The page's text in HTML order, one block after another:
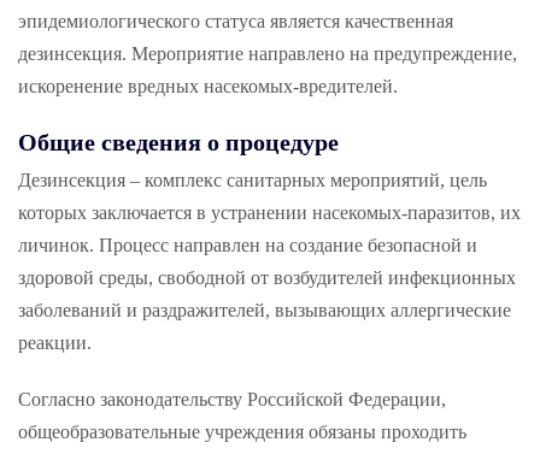
эпидемиологического статуса является качественная
дезинсекция. Мероприятие направлено на предупреждение,
искоренение вредных насекомых-вредителей.
Общие сведения о процедуре
Дезинсекция – комплекс санитарных мероприятий, цель
которых заключается в устранении насекомых-паразитов, их
личинок. Процесс направлен на создание безопасной и
здоровой среды, свободной от возбудителей инфекционных
заболеваний и раздражителей, вызывающих аллергические
реакции.
Согласно законодательству Российской Федерации,
общеобразовательные учреждения обязаны проходить